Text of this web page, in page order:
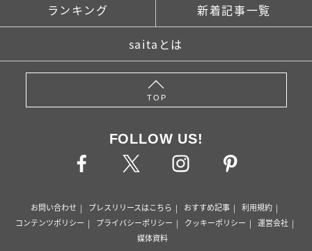
ランキング 新着記事一覧
saitaとは
TOP
FOLLOW US!
お問い合わせ プレスリリースはこちら おすすめ記事
利用規約
コンテンツポリシー
プライバシーポリシー クッキーポリシー
運営会社
媒体資料